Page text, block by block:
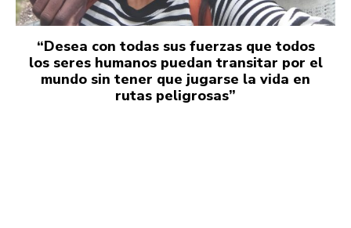
“Desea con todas sus fuerzas que todos
los seres humanos puedan transitar por el
mundo sin tener que jugarse la vida en
rutas peligrosas”